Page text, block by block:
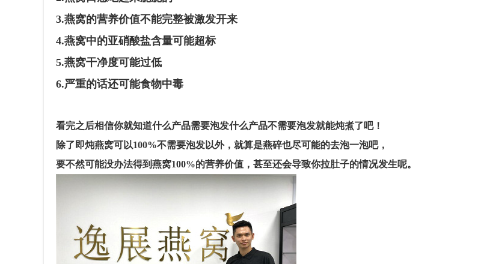
3.燕窝的营养价值不能完整被激发开来
4.燕窝中的亚硝酸盐含量可能超标
5.燕窝干净度可能过低
6.严重的话还可能食物中毒
看完之后相信你就知道什么产品需要泡发什么产品不需要泡发就能炖煮了吧！
除了即炖燕窝可以100%不需要泡发以外，就算是燕碎也尽可能的去泡一泡吧，
要不然可能没办法得到燕窝100%的营养价值，甚至还会导致你拉肚子的情况发生呢。